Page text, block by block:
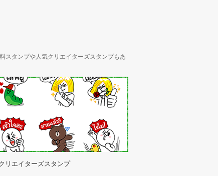
スタンプや人気クリエイターズスタンプもあ
リエイターズスタンプ